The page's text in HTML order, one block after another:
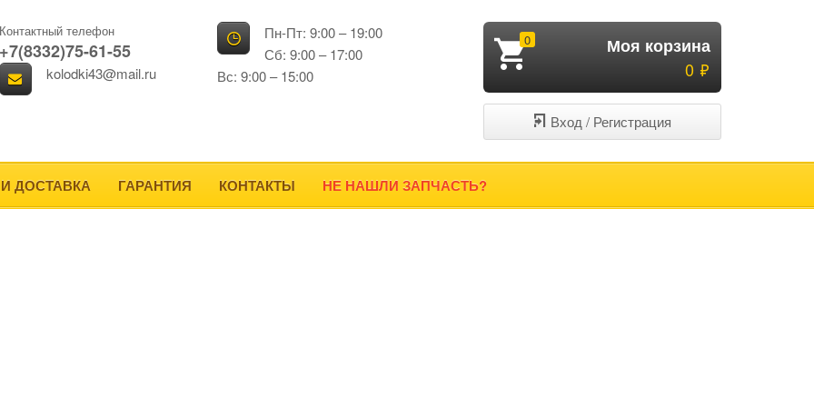
0
Моя корзина
0
Вход / Регистрация
Контактный телефон
+7(8332)75-61-55
kolodki43@mail.ru
Пн-Пт: 9:00 – 19:00
Сб: 9:00 – 17:00
Вс: 9:00 – 15:00
ДОСТАВКА ГАРАНТИЯ КОНТАКТЫ НЕ НАШЛИ ЗАПЧАСТЬ?